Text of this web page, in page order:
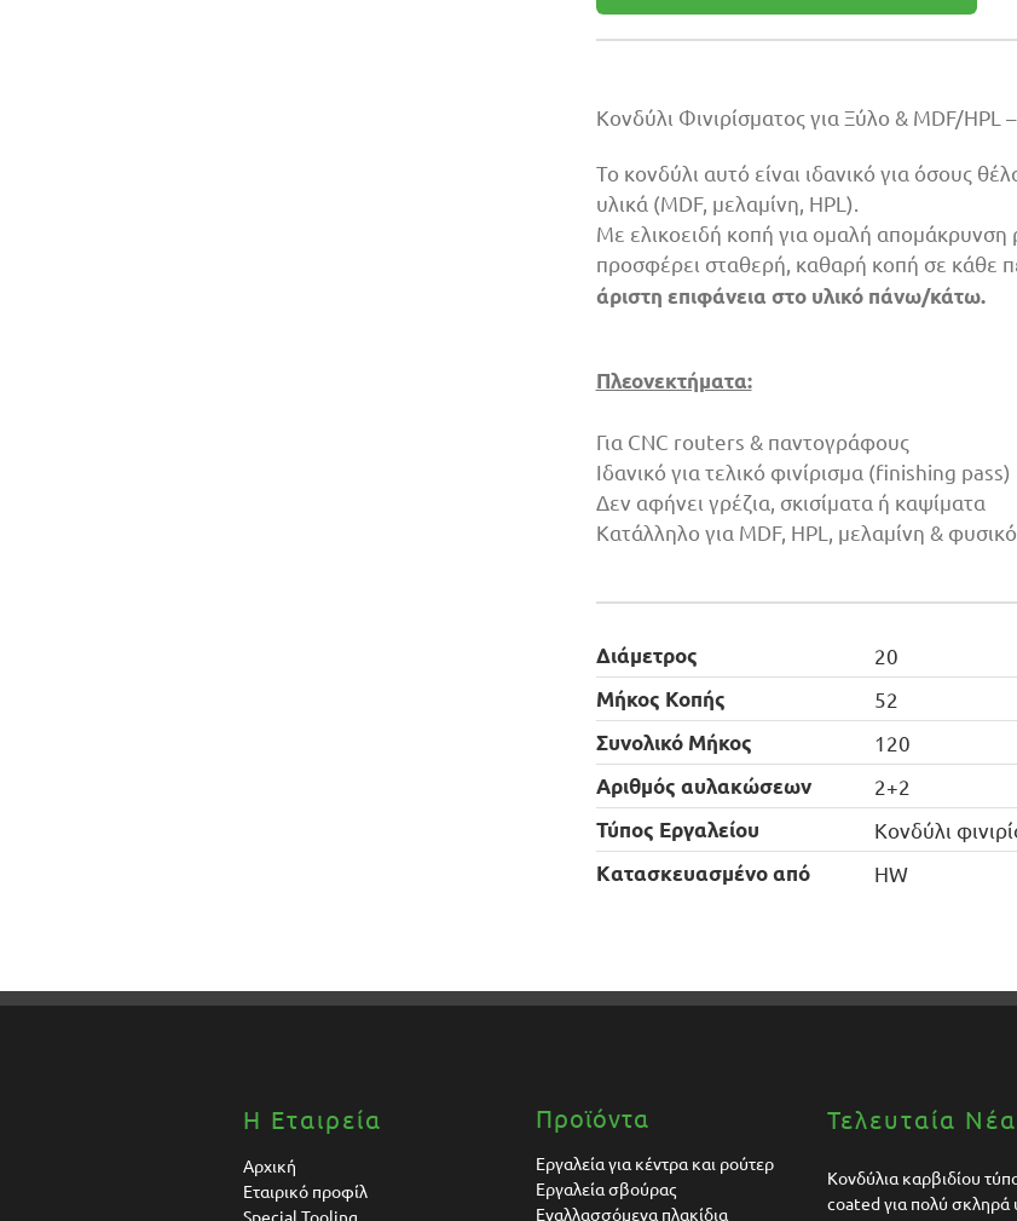
Κονδύλι Φινιρίσματος για Ξύλο & MDF/HPL –
Το κονδύλι αυτό είναι ιδανικό για όσους
υλικά (MDF, μελαμίνη, HPL).
Με ελικοειδή κοπή για ομαλή απομάκρυνση
προσφέρει σταθερή, καθαρή κοπή σε κάθε
άριστη επιφάνεια στο υλικό πάνω/κάτω.
Πλεονεκτήματα:
Για CNC routers & παντογράφους
Ιδανικό για τελικό φινίρισμα (finishing pass)
Δεν αφήνει γρέζια, σκισίματα ή καψίματα
Κατάλληλο για MDF, HPL, μελαμίνη &
Διάμετρος
20
Μήκος Κοπής
52
Συνολικό Μήκος
120
Αριθμός αυλακώσεων
2+2
Τύπος Εργαλείου
Κονδύλι
Kατασκευασμένο από
HW
Η Εταιρεία
Αρχική
Εταιρικό προφίλ
Special Tooling
Προϊόντα
Εργαλεία για κέντρα και ρούτερ
Εργαλεία σβούρας
Εναλλασσόμενα πλακίδια
Τελευταία Νέα
Κονδύλια καρβιδίου
coated για πολύ σκληρά